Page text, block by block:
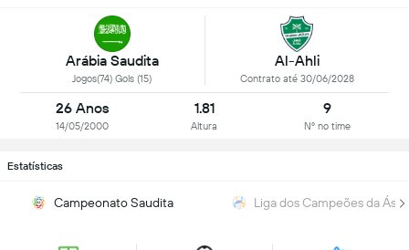
Arábia Saudita
Jogos(74) Gols (15)
Al-Ahli
Contrato até 30/06/2028
26 Anos
14/05/2000
1.81
Altura
9
Nº no time
Estatísticas
Campeonato Saudita Liga dos Campeões da Ásia